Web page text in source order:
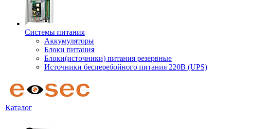
Системы питания
Аккумуляторы
Блоки питания
Блоки(источники) питания резервные
Источники бесперебойного питания 220В (UPS)
Каталог